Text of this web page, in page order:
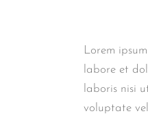
Lorem
labore et
laboris nisi
voluptate